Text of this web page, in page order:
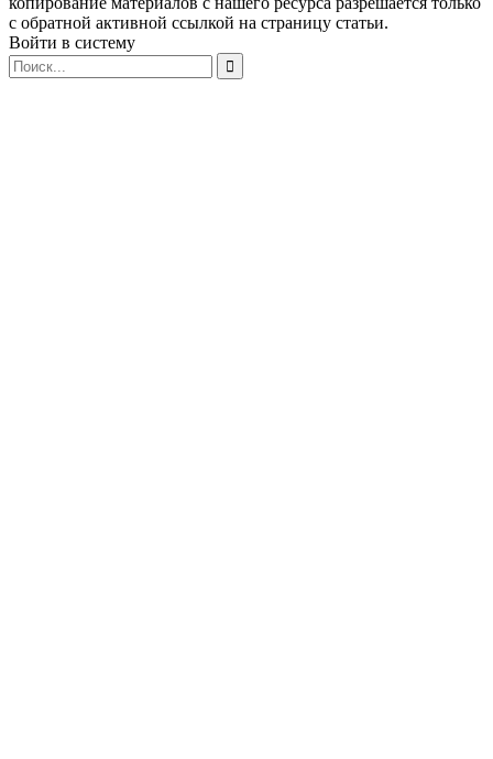
с обратной активной ссылкой на страницу статьи.
Войти в систему